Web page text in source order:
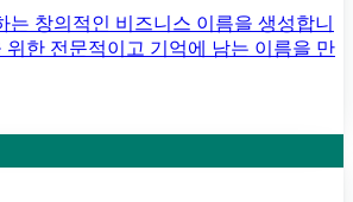
는 창의적인 비즈니스 이름을 생성합니
한 전문적이고 기억에 남는 이름을 만